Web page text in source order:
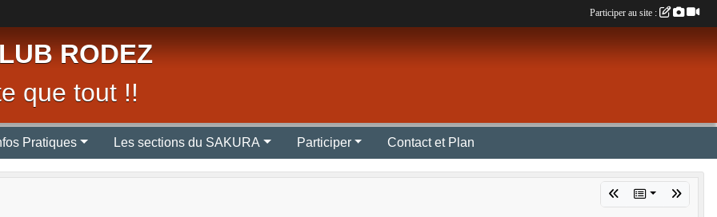
RODEZ
que tout !!
Pratiques Les sections du SAKURA Participer Contact et Plan
Participer au site :